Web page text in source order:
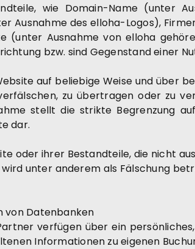
wie Domain-Name (unter
Ausnahme des elloha-Logos),
(unter Ausnahme von elloha
bzw. sind Gegenstand einer
auf beliebige Weise und über
zu übertragen oder zu
stellt die strikte Begrenzung
dar.
oder ihrer Bestandteile, die nicht
unter anderem als Fälschung
von Datenbanken
verfügen über ein
Informationen zu eigenen